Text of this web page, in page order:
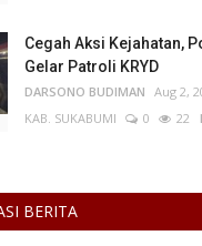
Cegah Aksi Kejahatan,
Gelar Patroli KRYD
DARSONO BUDIMAN Aug 2,
KAB. SUKABUMI
0 22
BERITA